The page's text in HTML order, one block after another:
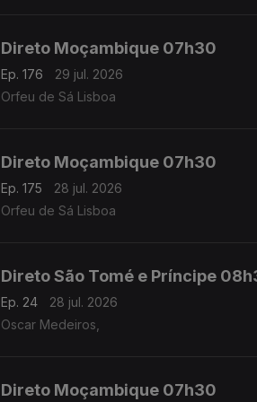
Direto Moçambique 07h30
Ep. 176
29 jul. 2026
Orfeu de Sá Lisboa
Direto Moçambique 07h30
Ep. 175
28 jul. 2026
Orfeu de Sá Lisboa
Direto São Tomé e Príncipe
Ep. 24
28 jul. 2026
Oscar Medeiros,
Direto Moçambique 07h30